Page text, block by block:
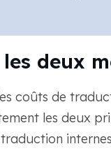
deux
coûts de
les deux